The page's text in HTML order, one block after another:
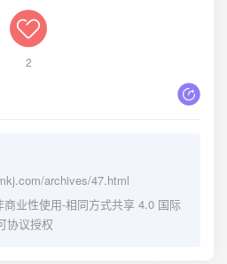
2
archives/47.html
商业性使用-相同方式共享 4.0 国际
协议授权